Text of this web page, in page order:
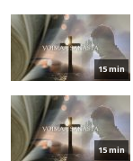
15 min
15 min